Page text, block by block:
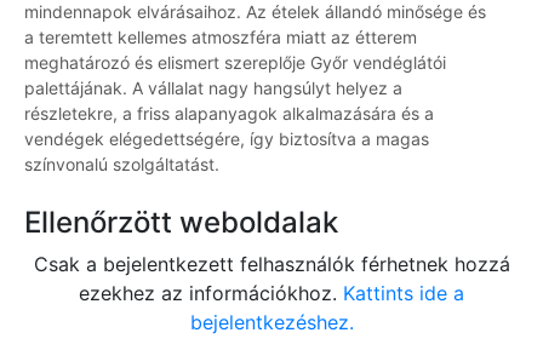
mindennapok elvárásaihoz. Az ételek állandó minősége és
a teremtett kellemes atmoszféra miatt az étterem
meghatározó és elismert szereplője Győr vendéglátói
palettájának. A vállalat nagy hangsúlyt helyez a
részletekre, a friss alapanyagok alkalmazására és a
vendégek elégedettségére, így biztosítva a magas
színvonalú szolgáltatást.
Ellenőrzött weboldalak
Csak a bejelentkezett felhasználók férhetnek hozzá
ezekhez az információkhoz. Kattints ide a
bejelentkezéshez.